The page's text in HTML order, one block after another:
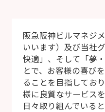
阪急阪神ビルマネジ
いいます）及び当社
快適」、そして「夢
とで、お客様の喜び
ることを目指してお
様に良質なサービス
日々取り組んでいると